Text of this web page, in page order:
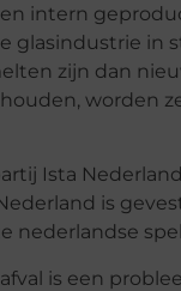
intern
glasindustrie in
zijn dan
worden
Ista
is
nederlandse
is een